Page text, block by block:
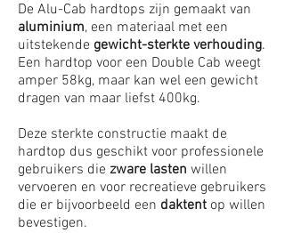
De Alu-Cab hardtops zijn gemaakt van
aluminium, een materiaal met een
uitstekende gewicht-sterkte verhouding.
Een hardtop voor een Double Cab weegt
amper 58kg, maar kan wel een gewicht
dragen van maar liefst 400kg.
Deze sterkte constructie maakt de
hardtop dus geschikt voor professionele
gebruikers die zware lasten willen
vervoeren en voor recreatieve gebruikers
die er bijvoorbeeld een daktent op willen
bevestigen.